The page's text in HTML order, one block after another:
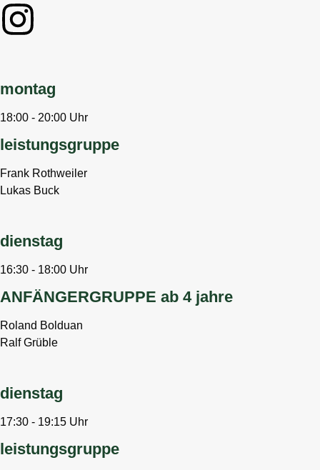
montag
18:00 - 20:00 Uhr
leistungsgruppe
Frank Rothweiler
Lukas Buck
dienstag
16:30 - 18:00 Uhr
ANFÄNGERGRUPPE ab 4 jahre
Roland Bolduan
Ralf Grüble
dienstag
17:30 - 19:15 Uhr
leistungsgruppe